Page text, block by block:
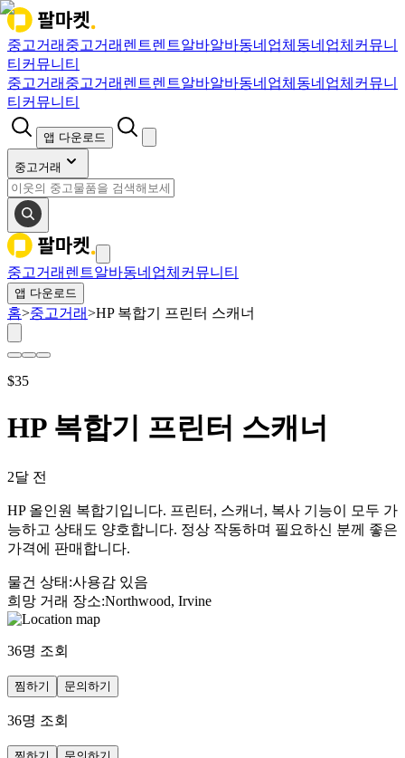
중고거래 중고거래 렌트렌트알바알바동네업체 동네업체 커뮤니
티 커뮤니티
중고거래 중고거래 렌트렌트알바알바동네업체 동네업체 커뮤니
티 커뮤니티
앱 다운로드
중고거래
중고거래 렌트알바동네업체 커뮤니티
앱 다운로드
홈>중고거래>HP 복합기 프린터 스캐너
$35
HP 복합기 프린터 스캐너
2달 전
HP 올인원 복합기입니다. 프린터, 스캐너, 복사 기능이 모두 가
능하고 상태도 양호합니다. 정상 작동하며 필요하신 분께 좋은
가격에 판매합니다.
물건 상태 :사용감 있음
희망 거래 장소:Northwood, Irvine
36명 조회
찜하기 문의하기
36명 조회